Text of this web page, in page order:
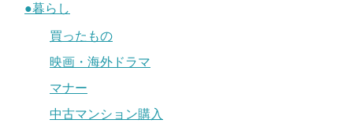
●暮らし
買ったもの
映画・海外ドラマ
マナー
中古マンション購入